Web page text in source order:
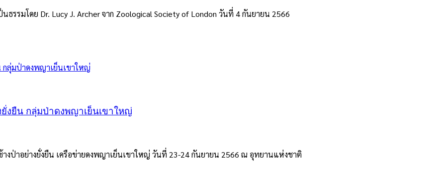
รรมโดย Dr. Lucy J. Archer จาก Zoological Society of London วันที่ 4 กันยายน 2566
งยืน กลุ่มป่าดงพญาเย็นเขาใหญ่
างป่าอย่างยั่งยืน เครือข่ายดงพญาเย็นเขาใหญ่ วันที่ 23-24 กันยายน 2566 ณ อุทยานแห่งชาติ